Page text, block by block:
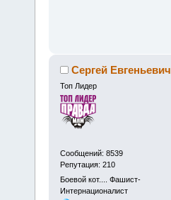
Сергей Евгеньевич
Топ Лидер
Сообщений: 8539
Репутация: 210
Боевой кот.... Фашист-
Интернационалист